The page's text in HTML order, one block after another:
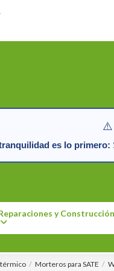
⚠️
es lo primero:
y
Morteros para SATE